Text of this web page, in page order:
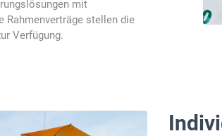
mit
Rahmenverträge stellen die
Verfügung.